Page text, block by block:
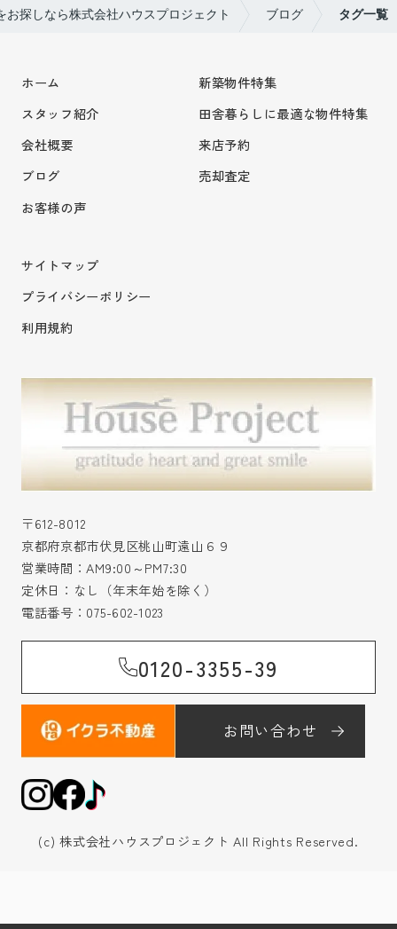
お探しなら株式会社ハウスプロジェクト ブログ タグ一覧
ホーム
スタッフ紹介
会社概要
ブログ
お客様の声
新築物件特集
田舎暮らしに最適な物件特集
来店予約
売却査定
サイトマップ
プライバシーポリシー
利用規約
〒612-8012
京都府京都市伏見区桃山町遠山６９
営業時間：AM9:00～PM7:30
定休日：なし（年末年始を除く）
電話番号： 075-602-1023
0120-3355-39
お問い合わせ
(c) 株式会社ハウスプロジェクト All Rights Reserved.